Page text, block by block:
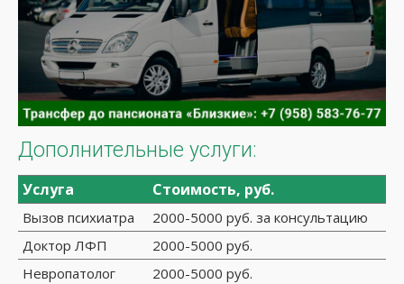
Дополнительные услуги:
Услуга Стоимость, руб.
Вызов психиатра
2000-5000 руб. за консультацию
Доктор ЛФП
2000-5000 руб.
Невропатолог
2000-5000 руб.